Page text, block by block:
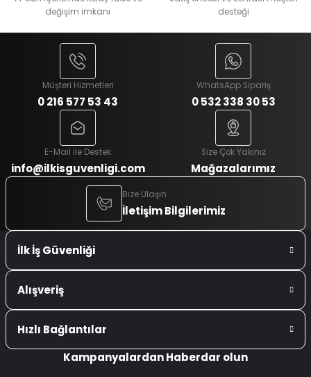
değişim imkanı
desteği
Müşteri Hizmetleri
0 216 577 53 43
WhatsApp Sipariş
0 532 338 30 53
E-Mail ile Destek
info@ilkisguvenligi.com
Size Çok Yakınız
Mağazalarımız
Bize Ulaşın
İletişim Bilgilerimiz
İlk İş Güvenliği
Alışveriş
Hızlı Bağlantılar
Kampanyalardan Haberdar olun